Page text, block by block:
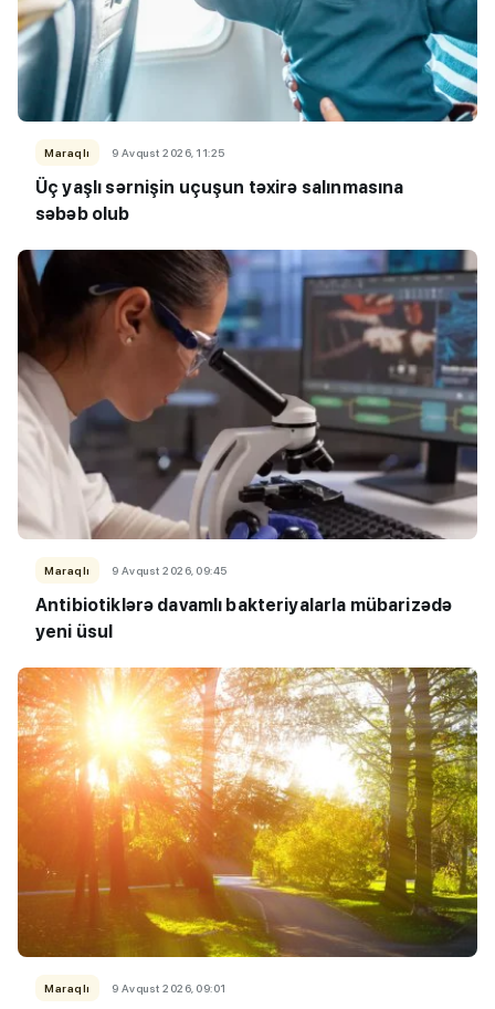
Maraqlı 9 Avqust 2026, 11:25
Üç yaşlı sərnişin uçuşun təxirə salınmasına
səbəb olub
Maraqlı 9 Avqust 2026, 09:45
Antibiotiklərə davamlı bakteriyalarla mübarizədə
yeni üsul
Maraqlı 9 Avqust 2026, 09:01